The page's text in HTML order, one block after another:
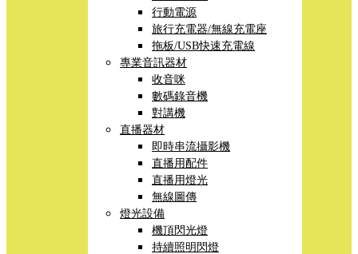
行動電源
旅行充電器/無線充電座
拖板/USB快速充電線
專業音訊器材
收音咪
數碼錄音機
對講機
直播器材
即時串流攝影機
直播用配件
直播用燈光
無線圖傳
燈光設備
機頂閃光燈
持續照明閃燈